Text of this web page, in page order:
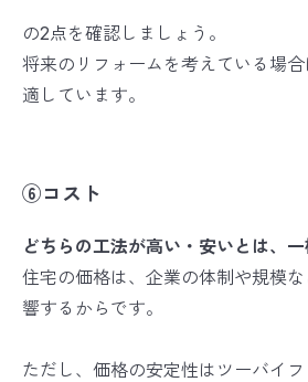
の2点を確認しましょう。
将来のリフォームを考えている場
適しています。
⑥コスト
どちらの工法が高い・安いとは、一
住宅の価格は、企業の体制や規模
響するからです。
ただし、価格の安定性はツーバイ